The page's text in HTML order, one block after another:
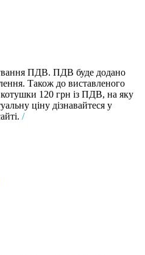
ПДВ. ПДВ буде додано
Також до виставленого
котушки 120 грн із ПДВ, на яку
ціну дізнавайтеся у
/